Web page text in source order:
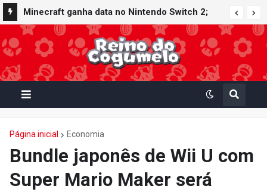
Minecraft ganha data no Nintendo Switch 2;
Super Mario Mash-Up receberá atualização
gráfica exclusiva
Página inicial Economia
Bundle japonês de Wii U com
Super Mario Maker será